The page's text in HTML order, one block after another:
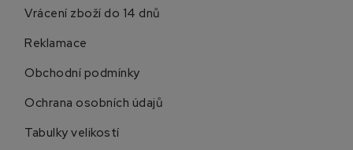
Vrácení zboží do 14 dnů
Reklamace
Obchodní podmínky
Ochrana osobních údajů
Tabulky velikostí